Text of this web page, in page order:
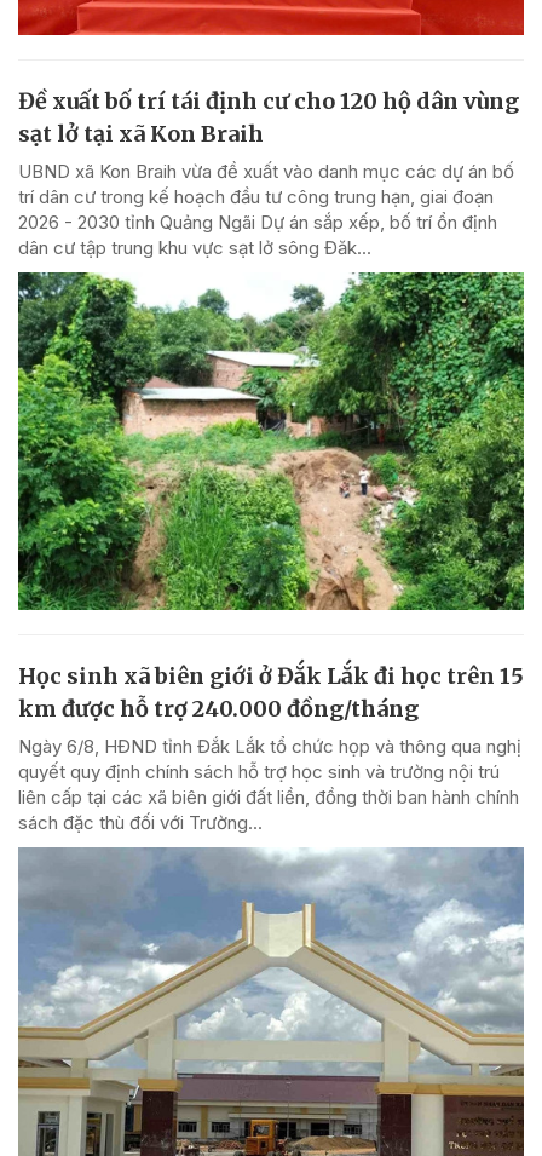
Đề xuất bố trí tái định cư cho 120 hộ dân vùng
sạt lở tại xã Kon Braih
UBND xã Kon Braih vừa đề xuất vào danh mục các dự án bố
trí dân cư trong kế hoạch đầu tư công trung hạn, giai đoạn
2026 - 2030 tỉnh Quảng Ngãi Dự án sắp xếp, bố trí ổn định
dân cư tập trung khu vực sạt lở sông Đăk...
Học sinh xã biên giới ở Đắk Lắk đi học trên 15
km được hỗ trợ 240.000 đồng/tháng
Ngày 6/8, HĐND tỉnh Đắk Lắk tổ chức họp và thông qua nghị
quyết quy định chính sách hỗ trợ học sinh và trường nội trú
liên cấp tại các xã biên giới đất liền, đồng thời ban hành chính
sách đặc thù đối với Trường...